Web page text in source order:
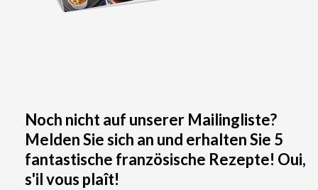
Noch nicht auf unserer Mailingliste?
Melden Sie sich an und erhalten Sie 5
fantastische französische Rezepte! Oui,
s'il vous plaît!